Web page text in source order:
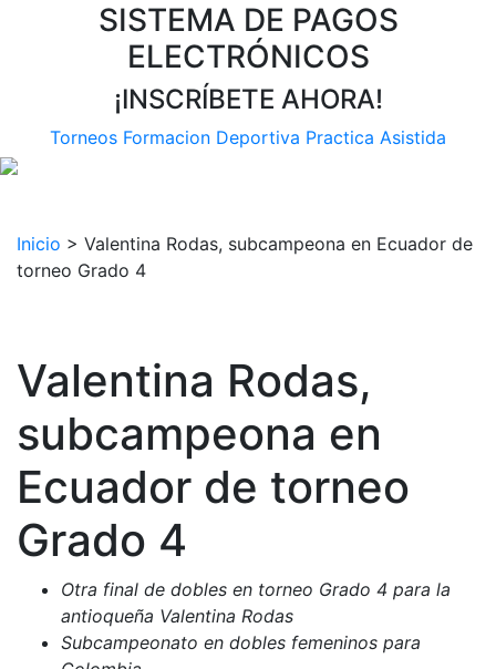
SISTEMA DE PAGOS
ELECTRÓNICOS
¡INSCRÍBETE AHORA!
Torneos Formacion Deportiva Practica Asistida
Inicio > Valentina Rodas, subcampeona en Ecuador de
torneo Grado 4
Valentina Rodas,
subcampeona en
Ecuador de torneo
Grado 4
Otra final de dobles en torneo Grado 4 para la
antioqueña Valentina Rodas
Subcampeonato en dobles femeninos para